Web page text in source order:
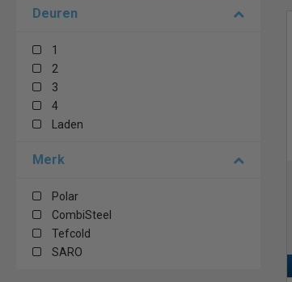
Deuren
1
2
3
4
Laden
Merk
Polar
CombiSteel
Tefcold
SARO